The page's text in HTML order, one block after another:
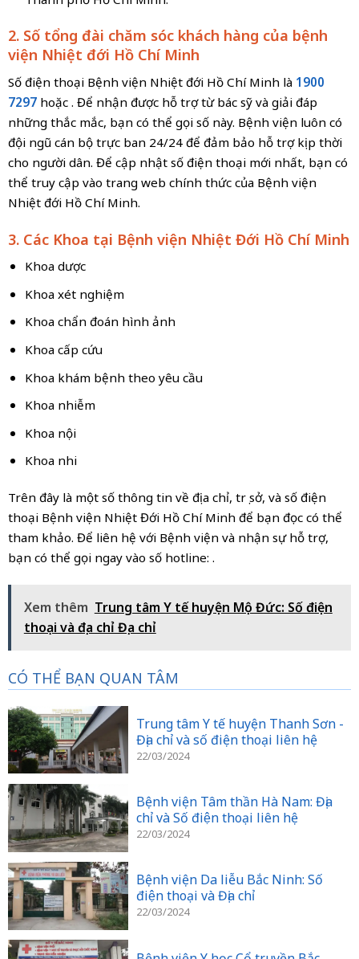
2. Số tổng đài chăm sóc khách hàng của bệnh
viện Nhiệt đới Hồ Chí Minh
Số điện thoại Bệnh viện Nhiệt đới Hồ Chí Minh là 1900
7297hoặc . Để nhận được hỗ trợ từ bác sỹ và giải đáp
những thắc mắc, bạn có thể gọi số này. Bệnh viện luôn có
đội ngũ cán bộ trực ban 24/24 để đảm bảo hỗ trợ kịp thời
cho người dân. Để cập nhật số điện thoại mới nhất, bạn có
thể truy cập vào trang web chính thức của Bệnh viện
Nhiệt đới Hồ Chí Minh.
3. Các Khoa tại Bệnh viện Nhiệt Đới Hồ Chí Minh
Khoa dược
Khoa xét nghiệm
Khoa chẩn đoán hình ảnh
Khoa cấp cứu
Khoa khám bệnh theo yêu cầu
Khoa nhiễm
Khoa nội
Khoa nhi
Trên đây là một số thông tin về địa chỉ, trụ sở, và số điện
thoại Bệnh viện Nhiệt Đới Hồ Chí Minh để bạn đọc có thể
tham khảo. Để liên hệ với Bệnh viện và nhận sự hỗ trợ,
bạn có thể gọi ngay vào số hotline: .
Xem thêm Trung tâm Y tế huyện Mộ Đức: Số điện
thoại và địa chỉ Địa chỉ
CÓ THỂ BẠN QUAN TÂM
Trung tâm Y tế huyện Thanh Sơn -
Địa chỉ và số điện thoại liên hệ
22/03/2024
Bệnh viện Tâm thần Hà Nam: Địa
chỉ và Số điện thoại liên hệ
22/03/2024
Bệnh viện Da liễu Bắc Ninh: Số
điện thoại và Địa chỉ
22/03/2024